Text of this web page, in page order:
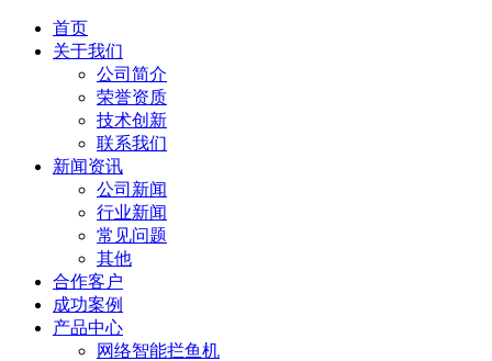
首页
关于我们
公司简介
荣誉资质
技术创新
联系我们
新闻资讯
公司新闻
行业新闻
常见问题
其他
合作客户
成功案例
产品中心
网络智能拦鱼机